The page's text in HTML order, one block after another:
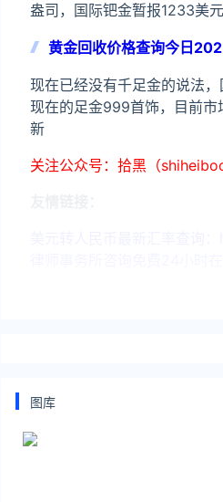
盎司，国际钯金暂报1233美
黄金回收价格查询今日
现在已经没有千足金的说法
现在的足金999首饰，目前市
新
关注公众号：拾黑（
图库